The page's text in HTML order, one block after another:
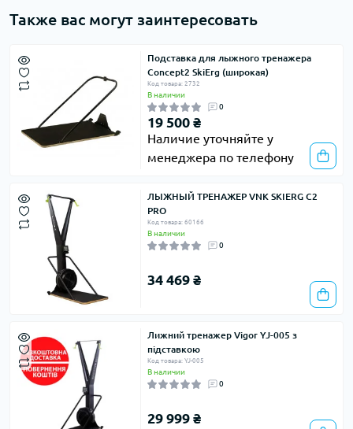
Также вас могут заинтересовать
Подставка для лыжного тренажера
Concept2 SkiErg (широкая)
Код товара: 2732
В наличии
0
19 500 ₴
Наличие уточняйте у
менеджера по телефону
ЛЫЖНЫЙ ТРЕНАЖЕР VNK SKIERG C2
PRO
Код товара: 60166
В наличии
0
34 469 ₴
Лижний тренажер Vigor YJ-005 з
підставкою
Код товара: YJ-005
В наличии
0
29 999 ₴